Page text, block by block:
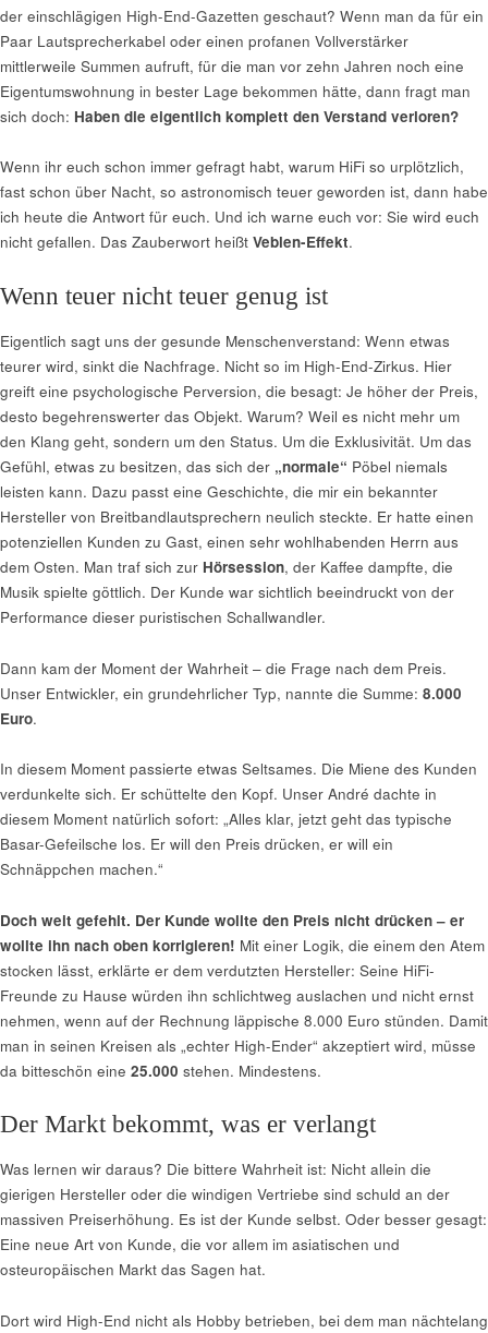
der einschlägigen High-End-Gazetten geschaut? Wenn man da für ein
Paar Lautsprecherkabel oder einen profanen Vollverstärker
mittlerweile Summen aufruft, für die man vor zehn Jahren noch eine
Eigentumswohnung in bester Lage bekommen hätte, dann fragt man
sich doch: Haben die eigentlich komplett den Verstand verloren?
Wenn ihr euch schon immer gefragt habt, warum HiFi so urplötzlich,
fast schon über Nacht, so astronomisch teuer geworden ist, dann habe
ich heute die Antwort für euch. Und ich warne euch vor: Sie wird euch
nicht gefallen. Das Zauberwort heißt Veblen-Effekt.
Wenn teuer nicht teuer genug ist
Eigentlich sagt uns der gesunde Menschenverstand: Wenn etwas
teurer wird, sinkt die Nachfrage. Nicht so im High-End-Zirkus. Hier
greift eine psychologische Perversion, die besagt: Je höher der Preis,
desto begehrenswerter das Objekt. Warum? Weil es nicht mehr um
den Klang geht, sondern um den Status. Um die Exklusivität. Um das
Gefühl, etwas zu besitzen, das sich der „normale“ Pöbel niemals
leisten kann. Dazu passt eine Geschichte, die mir ein bekannter
Hersteller von Breitbandlautsprechern neulich steckte. Er hatte einen
potenziellen Kunden zu Gast, einen sehr wohlhabenden Herrn aus
dem Osten. Man traf sich zur Hörsession, der Kaffee dampfte, die
Musik spielte göttlich. Der Kunde war sichtlich beeindruckt von der
Performance dieser puristischen Schallwandler.
Dann kam der Moment der Wahrheit – die Frage nach dem Preis.
Unser Entwickler, ein grundehrlicher Typ, nannte die Summe: 8.000
Euro.
In diesem Moment passierte etwas Seltsames. Die Miene des Kunden
verdunkelte sich. Er schüttelte den Kopf. Unser André dachte in
diesem Moment natürlich sofort: „Alles klar, jetzt geht das typische
Basar-Gefeilsche los. Er will den Preis drücken, er will ein
Schnäppchen machen.“
Doch weit gefehlt. Der Kunde wollte den Preis nicht drücken – er
wollte ihn nach oben korrigieren! Mit einer Logik, die einem den Atem
stocken lässt, erklärte er dem verdutzten Hersteller: Seine HiFi-
Freunde zu Hause würden ihn schlichtweg auslachen und nicht ernst
nehmen, wenn auf der Rechnung läppische 8.000 Euro stünden. Damit
man in seinen Kreisen als „echter High-Ender“ akzeptiert wird, müsse
da bitteschön eine 25.000 stehen. Mindestens.
Der Markt bekommt, was er verlangt
Was lernen wir daraus? Die bittere Wahrheit ist: Nicht allein die
gierigen Hersteller oder die windigen Vertriebe sind schuld an der
massiven Preiserhöhung. Es ist der Kunde selbst. Oder besser gesagt:
Eine neue Art von Kunde, die vor allem im asiatischen und
osteuropäischen Markt das Sagen hat.
Dort wird High-End nicht als Hobby betrieben, bei dem man nächtelang